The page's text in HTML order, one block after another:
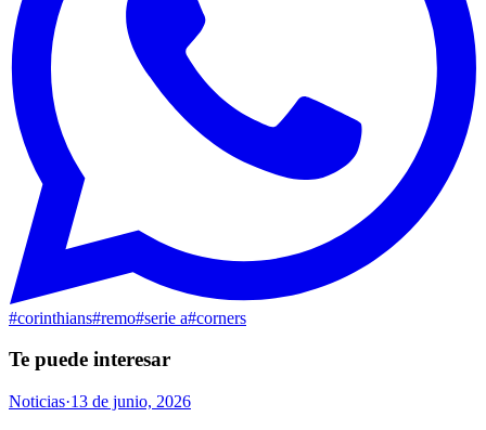
#corinthians#remo#serie a#corners
Te puede interesar
Noticias·13 de junio, 2026